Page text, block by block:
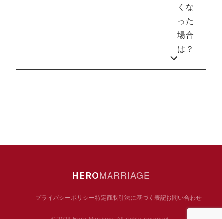
くな
った
場合
は？
HEROMARRIAGE
プライバシーポリシー特定商取引法に基づく表記お問い合わせ